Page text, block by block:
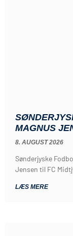
MAGNUS
8. AUGUST 2026
Sønderjyske
Jensen til FC
LÆS MERE